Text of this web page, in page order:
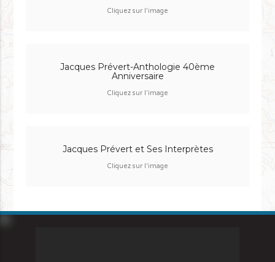
Cliquez sur l'image
Jacques Prévert-Anthologie 40ème
Anniversaire
Cliquez sur l'image
Jacques Prévert et Ses Interprètes
Cliquez sur l'image